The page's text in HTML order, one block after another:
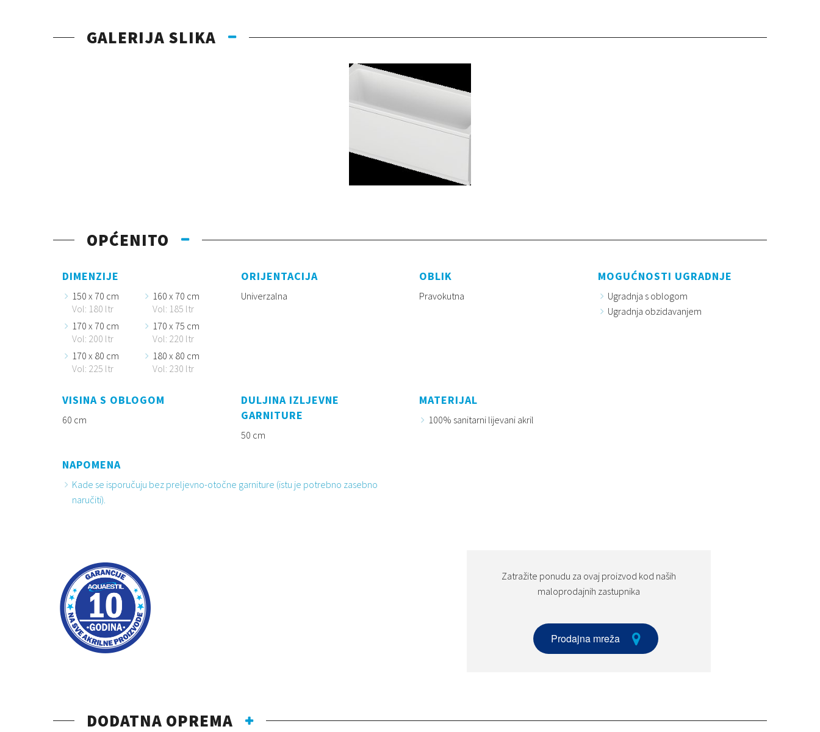
GALERIJA SLIKA
OPĆENITO
DIMENZIJE
150 x 70 cm
Vol: 180 ltr
160 x 70 cm
Vol: 185 ltr
170 x 70 cm
Vol: 200 ltr
170 x 75 cm
Vol: 220 ltr
170 x 80 cm
Vol: 225 ltr
180 x 80 cm
Vol: 230 ltr
ORIJENTACIJA
Univerzalna
OBLIK
Pravokutna
MOGUĆNOSTI UGRADNJE
Ugradnja s oblogom
Ugradnja obzidavanjem
VISINA S OBLOGOM
60 cm
DULJINA IZLJEVNE
GARNITURE
50 cm
MATERIJAL
100% sanitarni lijevani akril
NAPOMENA
Kade se isporučuju bez preljevno-otočne garniture (istu je potrebno zasebno
naručiti).
Zatražite ponudu za ovaj proizvod kod naših
maloprodajnih zastupnika
Prodajna mreža
DODATNA OPREMA